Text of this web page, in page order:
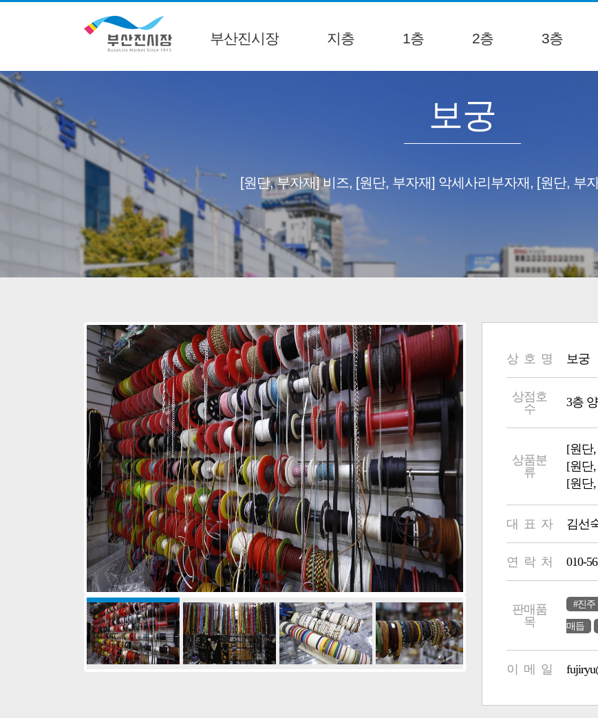
부산진시장 지층 1층 2층 3층
보궁
[원단, 부자재] 비즈, [원단, 부자재] 악세사리부자재, [원단, 부
상 호 명 보궁
상점호
수
3층
상품분
류
[원단
[원단
[원단
대 표 자 김선
연 락 처 010-
판매품
목
#진주
매듭
이 메 일